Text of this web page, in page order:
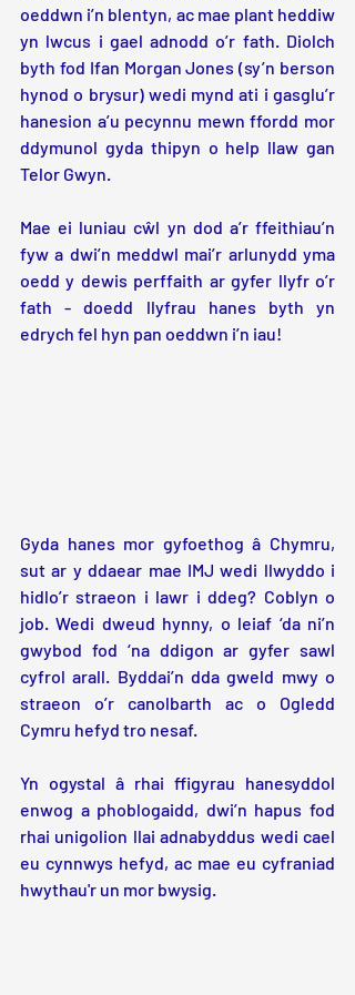
oeddwn i’n blentyn, ac mae plant heddiw
yn lwcus i gael adnodd o’r fath. Diolch
byth fod Ifan Morgan Jones (sy’n berson
hynod o brysur) wedi mynd ati i gasglu’r
hanesion a’u pecynnu mewn ffordd mor
ddymunol gyda thipyn o help llaw gan
Telor Gwyn.
Mae ei luniau cŵl yn dod a’r ffeithiau’n
fyw a dwi’n meddwl mai’r arlunydd yma
oedd y dewis perffaith ar gyfer llyfr o’r
fath - doedd llyfrau hanes byth yn
edrych fel hyn pan oeddwn i’n iau!
Gyda hanes mor gyfoethog â Chymru,
sut ar y ddaear mae IMJ wedi llwyddo i
hidlo’r straeon i lawr i ddeg? Coblyn o
job. Wedi dweud hynny, o leiaf ‘da ni’n
gwybod fod ‘na ddigon ar gyfer sawl
cyfrol arall. Byddai’n dda gweld mwy o
straeon o’r canolbarth ac o Ogledd
Cymru hefyd tro nesaf.
Yn ogystal â rhai ffigyrau hanesyddol
enwog a phoblogaidd, dwi’n hapus fod
rhai unigolion llai adnabyddus wedi cael
eu cynnwys hefyd, ac mae eu cyfraniad
hwythau'r un mor bwysig.